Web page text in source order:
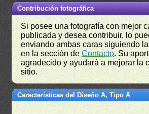
Contribución fotográfica
Si posee una fotografía con mejor
publicada y desea contribuir, lo
enviando ambas caras siguiendo
en la sección deContacto. Su
agradecido y ayudará a mejorar la
sitio.
Características del Diseño A, Tipo A